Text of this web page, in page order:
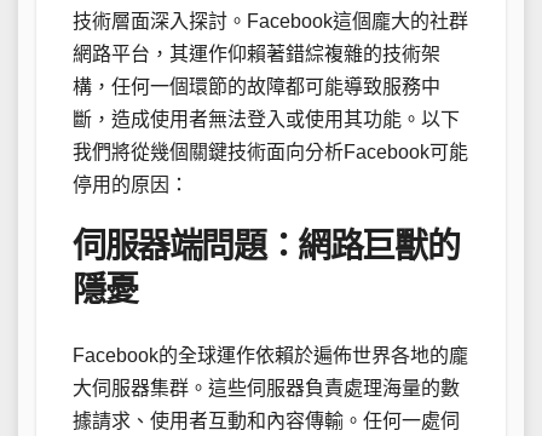
技術層面深入探討。Facebook這個龐大的社群
網路平台，其運作仰賴著錯綜複雜的技術架
構，任何一個環節的故障都可能導致服務中
斷，造成使用者無法登入或使用其功能。以下
我們將從幾個關鍵技術面向分析Facebook可能
停用的原因：
伺服器端問題：網路巨獸的
隱憂
Facebook的全球運作依賴於遍佈世界各地的龐
大伺服器集群。這些伺服器負責處理海量的數
據請求、使用者互動和內容傳輸。任何一處伺